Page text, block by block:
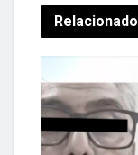
Relacionado